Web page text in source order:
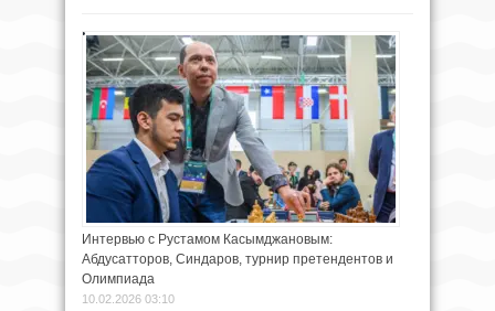
Интервью с Рустамом Касымджановым:
Абдусатторов, Синдаров, турнир претендентов и
Олимпиада
10.02.2026 03:10